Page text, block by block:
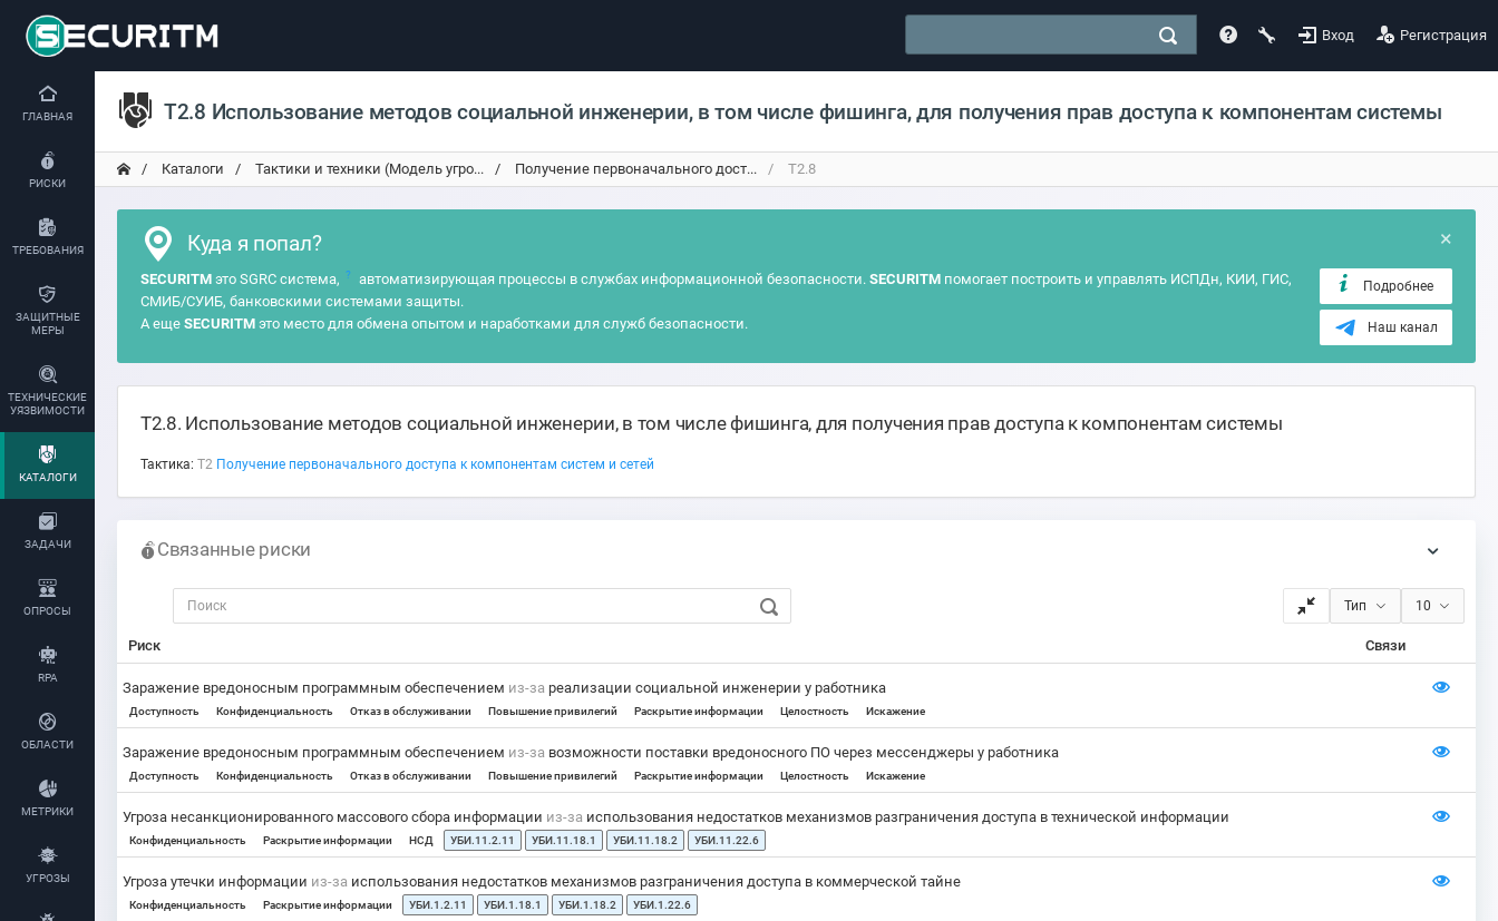
Вход Регистрация
ГЛАВНАЯ
РИСКИ
ТРЕБОВАНИЯ
ЗАЩИТНЫЕ
МЕРЫ
ТЕХНИЧЕСКИЕ
УЯЗВИМОСТИ
КАТАЛОГИ
ЗАДАЧИ
ОПРОСЫ
RPA
ОБЛАСТИ
МЕТРИКИ
УГРОЗЫ
T2.8 Использование методов социальной инженерии, в том числе фишинга, для получения прав доступа к компонентам системы
Каталоги Тактики и техники (Модель угро... Получение первоначального дост... T2.8
×
Куда я попал?
SECURITM это SGRC система, ? автоматизирующая процессы в службах информационной безопасности. SECURITMпомогает построить и управлять ИСПДн, КИИ, ГИС,
СМИБ/СУИБ, банковскими системами защиты.
А еще SECURITM это место для обмена опытом и наработками для служб безопасности.
Подробнее
Наш канал
T2.8. Использование методов социальной инженерии, в том числе фишинга, для получения прав доступа к компонентам системы
Тактика: T2 Получение первоначального доступа к компонентам систем и сетей
Связанные риски
Тип 10
Риск Связи
Заражение вредоносным программным обеспечением из-за реализации социальной инженерии у работника
Доступность Конфиденциальность Отказ в обслуживании Повышение привилегий Раскрытие информации Целостность Искажение
Заражение вредоносным программным обеспечением из-за возможности поставки вредоносного ПО через мессенджеры у работника
Доступность Конфиденциальность Отказ в обслуживании Повышение привилегий Раскрытие информации Целостность Искажение
Угроза несанкционированного массового сбора информации из-за использования недостатков механизмов разграничения доступа в технической информации
Конфиденциальность Раскрытие информации НСД УБИ.11.2.11 УБИ.11.18.1 УБИ.11.18.2 УБИ.11.22.6
Угроза утечки информации из-за использования недостатков механизмов разграничения доступа в коммерческой тайне
Конфиденциальность Раскрытие информации УБИ.1.2.11 УБИ.1.18.1 УБИ.1.18.2 УБИ.1.22.6